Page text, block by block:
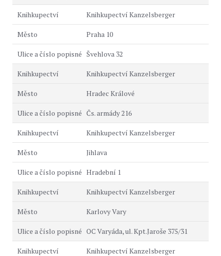
Knihkupectví Kanzelsberger
Praha 10
Švehlova 32
Knihkupectví Kanzelsberger
Hradec Králové
Čs. armády 216
Knihkupectví Kanzelsberger
Jihlava
Hradební 1
Knihkupectví Kanzelsberger
Karlovy Vary
OC Varyáda, ul. Kpt.Jaroše 375/31
Knihkupectví Kanzelsberger